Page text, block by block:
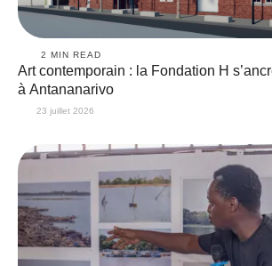
2 MIN READ
Art contemporain : la Fondation H
à Antananarivo
23 juillet 2026